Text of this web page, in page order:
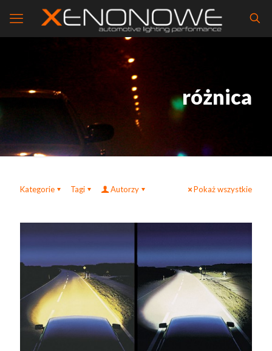
różnica
Kategorie Tagi Autorzy Pokaż wszystkie